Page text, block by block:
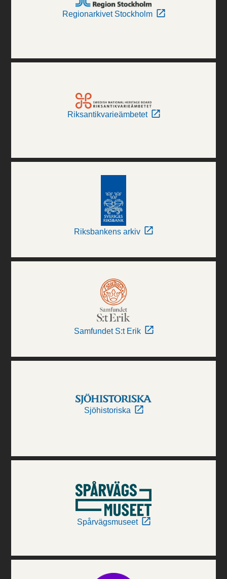
Regionarkivet Stockholm
Riksantikvarieämbetet
Riksbankens arkiv
Samfundet S:t Erik
Sjöhistoriska
Spårvägsmuseet